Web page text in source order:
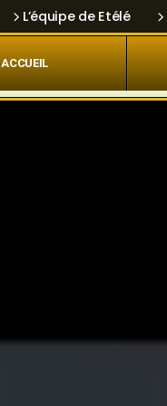
L’équipe de Etélé
ACCUEIL